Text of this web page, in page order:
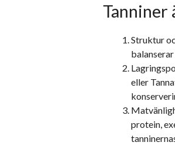
Tanniner
Struktur
eller
protein,